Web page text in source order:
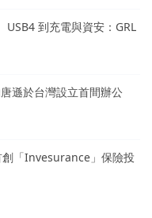
USB4 到充電與資安：GRL
遜於台灣設立首間辦公
「Invesurance」保險投